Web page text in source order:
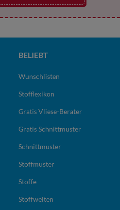
BELIEBT
Wunschlisten
Stofflexikon
Gratis Vliese-Berater
Gratis Schnittmuster
Schnittmuster
Stoffmuster
Stoffe
Stoffwelten